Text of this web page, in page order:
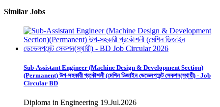
Similar Jobs
Sub-Assistant Engineer (Machine Design & Development Section)
(Permanent) উপ-সহকারী প্রকৌশলী (মেশিন ডিজাইন ডেভেলপমেন্ট সেকশন(স্থায়ী) - Job
Circular BD
Diploma in Engineering 19.Jul.2026